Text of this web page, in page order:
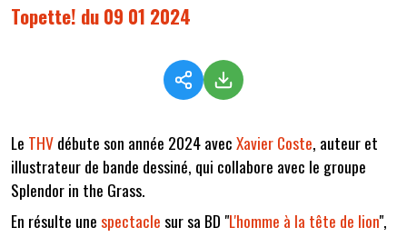
Topette! du 09 01 2024
Le THVdébute son année 2024 avecXavier Coste, auteur et
illustrateur de bande dessiné, qui collabore avec le groupe
Splendor in the Grass.
En résulte unespectaclesur sa BD "L'homme à la tête de lion",